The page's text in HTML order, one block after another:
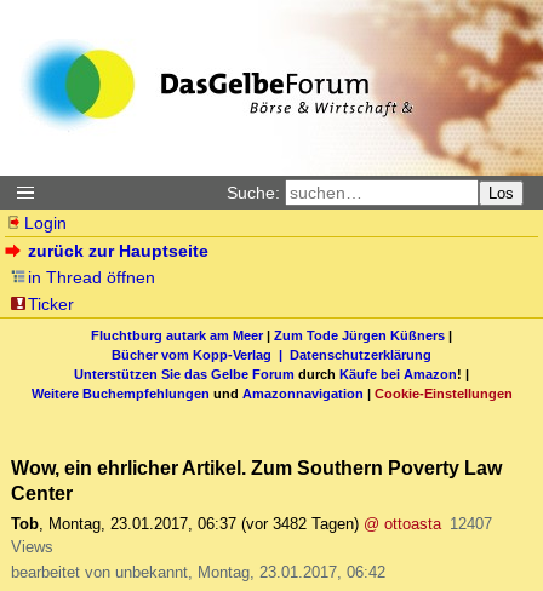
Suche: Los
Login
zurück zur Hauptseite
in Thread öffnen
Ticker
Fluchtburg autark am Meer| Zum Tode Jürgen Küßners |
Bücher vom Kopp-Verlag | Datenschutzerklärung
Unterstützen Sie das Gelbe Forum durch Käufe bei Amazon! |
Weitere Buchempfehlungen und Amazonnavigation | Cookie-Einstellungen
Wow, ein ehrlicher Artikel. Zum Southern Poverty Law
Center
Tob, Montag, 23.01.2017, 06:37 (vor 3482 Tagen) @ ottoasta 12407
Views
bearbeitet von unbekannt, Montag, 23.01.2017, 06:42